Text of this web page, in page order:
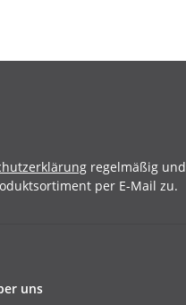
regelmäßig und
per E-Mail zu.
uns